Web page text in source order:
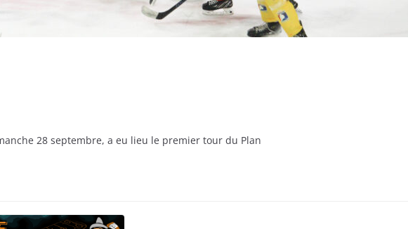
28 septembre, a eu lieu le premier tour du Plan